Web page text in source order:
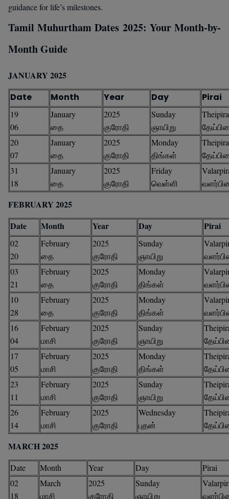
guidance for life’s milestones.
Tamil Muhurtham Dates 2025: Your Month-by-
Month Guide
JANUARY 2025
Date
Month Year Day Pirai
19
06
January
தை
2025
குரோதி
Sunday
ஞாயிறு
20
07
January
தை
2025
குரோதி
Monday
திங்கள்
31
18
January
தை
2025
குரோதி
Friday
வெள்ளி
FEBRUARY 2025
Date
Month Year Day Pirai
02
20
February
தை
2025
குரோதி
Sunday
ஞாயிறு
03
21
February
தை
2025
குரோதி
Monday
திங்கள்
10
28
February
தை
2025
குரோதி
Monday
திங்கள்
16
04
February
மாசி
2025
குரோதி
Sunday
ஞாயிறு
17
05
February
மாசி
2025
குரோதி
Monday
திங்கள்
23
11
February
மாசி
2025
குரோதி
Sunday
ஞாயிறு
26
14
February
மாசி
2025
குரோதி
Wednesday
புதன்
MARCH 2025
Date Month Year Day
Pirai
02
18
March
மாசி
2025
குரோதி
Sunday
ஞாயிறு